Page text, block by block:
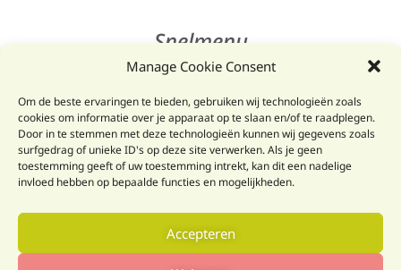
Manage Cookie Consent
Om de beste ervaringen te bieden, gebruiken wij technologieën zoals
cookies om informatie over je apparaat op te slaan en/of te raadplegen.
Door in te stemmen met deze technologieën kunnen wij gegevens zoals
surfgedrag of unieke ID's op deze site verwerken. Als je geen
toestemming geeft of uw toestemming intrekt, kan dit een nadelige
invloed hebben op bepaalde functies en mogelijkheden.
Accepteren
Snelmenu
Juridisch
Pinsuit Learn
Neem contact op
Email: info@pinsuit.net